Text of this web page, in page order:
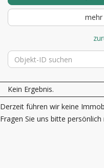
Kein Ergebnis.
Derzeit führen wir keine
Fragen Sie uns bitte